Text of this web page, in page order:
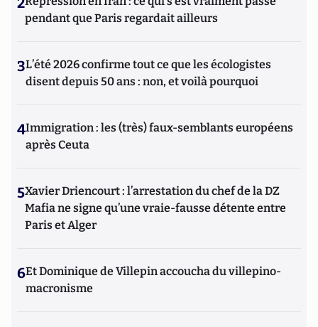
pendant que Paris regardait ailleurs
3L’été 2026 confirme tout ce que les écologistes
disent depuis 50 ans : non, et voilà pourquoi
4Immigration : les (très) faux-semblants européens
après Ceuta
5Xavier Driencourt : l’arrestation du chef de la DZ
Mafia ne signe qu’une vraie-fausse détente entre
Paris et Alger
6Et Dominique de Villepin accoucha du villepino-
macronisme